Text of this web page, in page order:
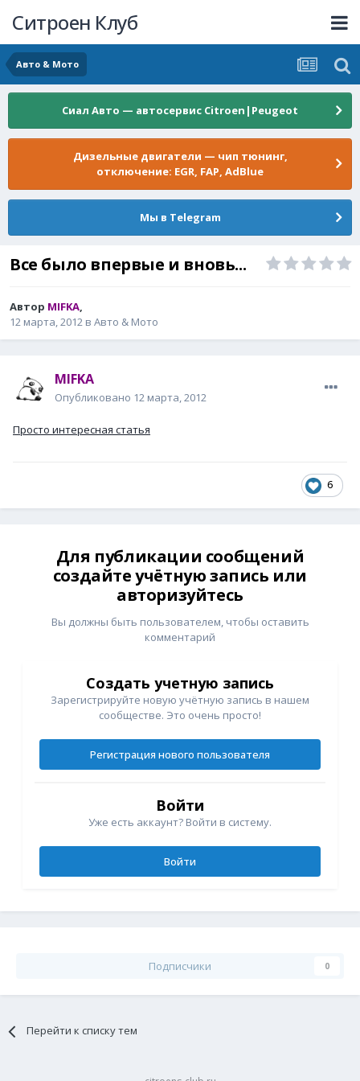
Ситроен Клуб
Авто & Мото
Сиал Авто — автосервис Citroen|Peugeot
Дизельные двигатели — чип тюнинг,
отключение: EGR, FAP, AdBlue
Мы в Telegram
Все было впервые и вновь...
Автор MIFKA,
12 марта, 2012 в Авто & Мото
MIFKA
Опубликовано 12 марта, 2012
Просто интересная статья
6
Для публикации сообщений
создайте учётную запись или
авторизуйтесь
Вы должны быть пользователем, чтобы оставить
комментарий
Создать учетную запись
Зарегистрируйте новую учётную запись в нашем
сообществе. Это очень просто!
Регистрация нового пользователя
Войти
Уже есть аккаунт? Войти в систему.
Войти
Подписчики 0
Перейти к списку тем